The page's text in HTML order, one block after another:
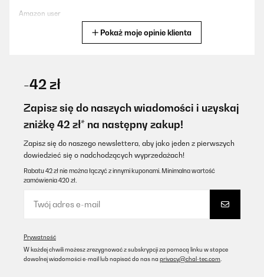
Amazon user
sauber, das Teil sieht gut aus und funktioniert wie's soll. Sogar die
großen 27cm Teller passen gut rein, bisher war immer alles top
sauber und als laut empfinde ich sie auch nicht. Klasse!
Amazon-Benutzer
Tłumacz
SPRAWDZONA OPINIA
14/01/2026
Amazon-Benutzer
Pokaż moje opinie klienta
-42 zł
Zapisz się do naszych wiadomości i uzyskaj
zniżkę 42 zł* na następny zakup!
Zapisz się do naszego newslettera, aby jako jeden z pierwszych
dowiedzieć się o nadchodzących wyprzedażach!
Rabatu 42 zł nie można łączyć z innymi kuponami. Minimalna wartość
zamówienia 420 zł.
Prywatność
W każdej chwili możesz zrezygnować z subskrypcji za pomocą linku w stopce
dowolnej wiadomości e-mail lub napisać do nas na privacy@chal-tec.com